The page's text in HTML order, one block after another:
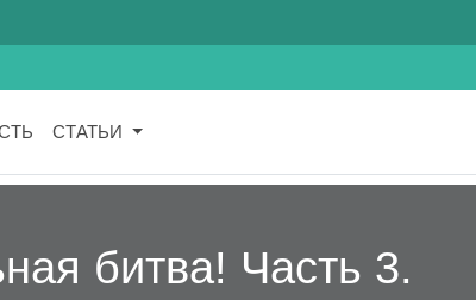
СТАТЬИ
битва! Часть 3.